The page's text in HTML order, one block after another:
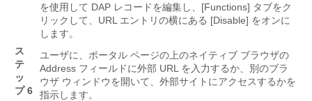
を使用して DAP レコードを編集し、[Functions] タブをク
リックして、URL エントリの横にある [Disable] をオンに
します。
ス
テ
ッ
プ 6
ユーザに、ポータル ページの上のネイティブ ブラウザの
Address フィールドに外部 URL を入力するか、別のブラ
ウザ ウィンドウを開いて、外部サイトにアクセスするかを
指示します。